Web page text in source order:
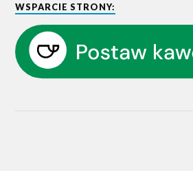
WSPARCIE STRONY: